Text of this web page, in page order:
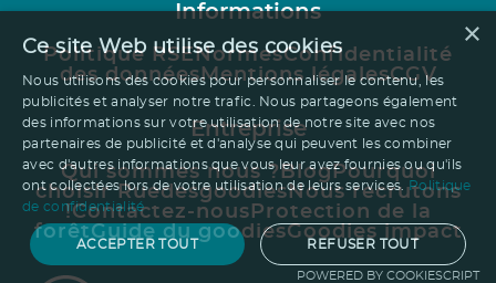
Informations
Politique RSENormesConfidentialité
des donnéesMentions légalesCGV
Entreprise
Qui sommes nous ?BlogPourquoi
choisir RuedesgoodiesNous recrutons
!Contactez-nous Protection de la
forêtGuide du goodiesGoodies impact
×
Ce site Web utilise des cookies
Nous utilisons des cookies pour personnaliser le contenu, les
publicités et analyser notre trafic. Nous partageons également
des informations sur votre utilisation de notre site avec nos
partenaires de publicité et d'analyse qui peuvent les combiner
avec d'autres informations que vous leur avez fournies ou qu'ils
ont collectées lors de votre utilisation de leurs services.Politique
de confidentialité
ACCEPTER TOUT REFUSER TOUT
POWERED BY COOKIESCRIPT